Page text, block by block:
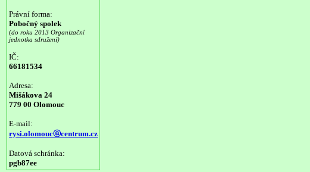
Právní forma:
Pobočný spolek
(do roku 2013 Organizační
jednotka sdružení)
IČ:
66181534
Adresa:
Mišákova 24
779 00 Olomouc
E-mail:
rysi.olomoucⓐcentrum.cz
Datová schránka:
pgb87ee